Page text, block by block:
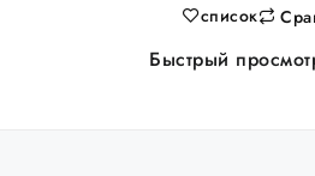
список
Быстрый